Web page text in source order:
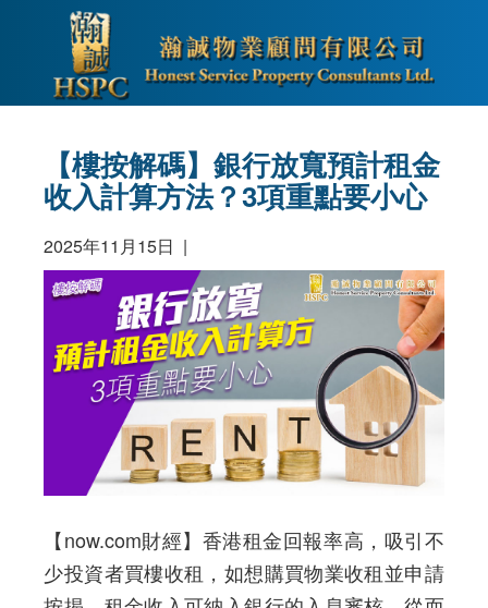
【樓按解碼】銀行放寬預計租金
收入計算方法？3項重點要小心
2025年11月15日 |
【now.com財經】香港租金回報率高，吸引不
少投資者買樓收租，如想購買物業收租並申請